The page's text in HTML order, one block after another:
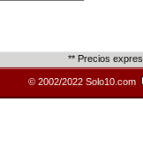
** Precios
© 2002/2022 Solo10.com